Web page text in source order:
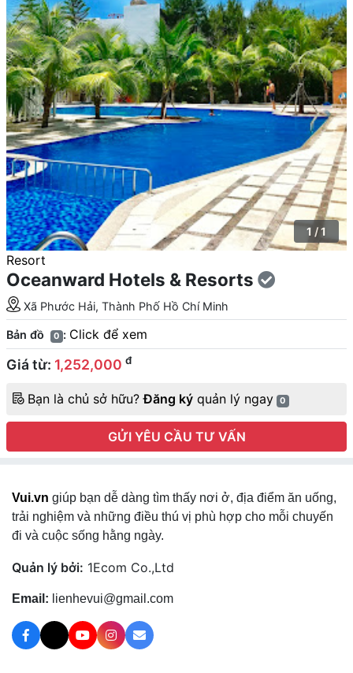
1 / 1
Resort
Oceanward Hotels & Resorts
Xã Phước Hải, Thành Phố Hồ Chí Minh
Bản đồ 0 : Click để xem
Giá từ: 1,252,000 đ
Bạn là chủ sở hữu?Đăng ký quản lý ngay 0
GỬI YÊU CẦU TƯ VẤN
Vui.vn giúp bạn dễ dàng tìm thấy nơi ở, địa điểm ăn uống,
trải nghiệm và những điều thú vị phù hợp cho mỗi chuyến
đi và cuộc sống hằng ngày.
Quản lý bởi: 1Ecom Co.,Ltd
Email: lienhevui@gmail.com